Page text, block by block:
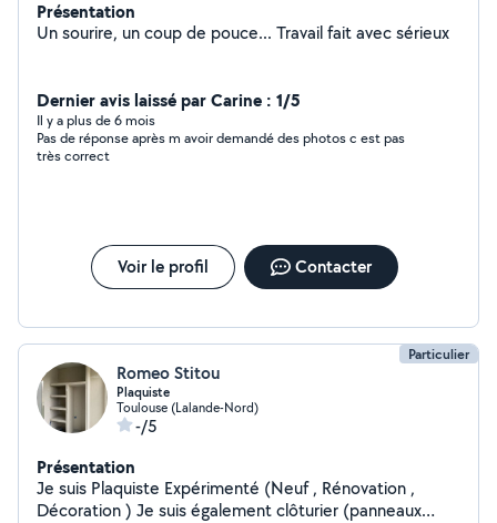
Présentation
Un sourire, un coup de pouce... Travail fait avec sérieux
Dernier avis laissé par Carine : 1/5
Il y a plus de 6 mois
Pas de réponse après m avoir demandé des photos c est pas
très correct
Voir le profil Contacter
Particulier
Romeo Stitou
Plaquiste
Toulouse (Lalande-Nord)
-/5
Présentation
Je suis Plaquiste Expérimenté (Neuf , Rénovation ,
Décoration ) Je suis également clôturier (panneaux